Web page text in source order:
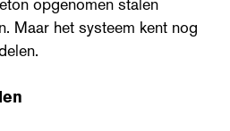
Maar het systeem kent nog